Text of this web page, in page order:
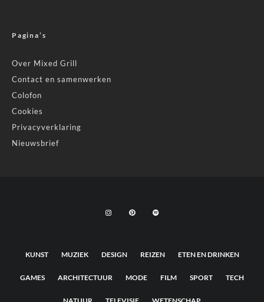
Pagina’s
Over Mixed Grill
Contact en samenwerken
Colofon
Cookies
Privacyverklaring
Nieuwsbrief
KUNST MUZIEK DESIGN REIZEN ETEN EN DRINKEN
GAMES ARCHITECTUUR MODE FILM SPORT TECH